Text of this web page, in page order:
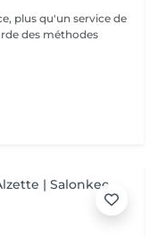
plus qu'un service de
des méthodes